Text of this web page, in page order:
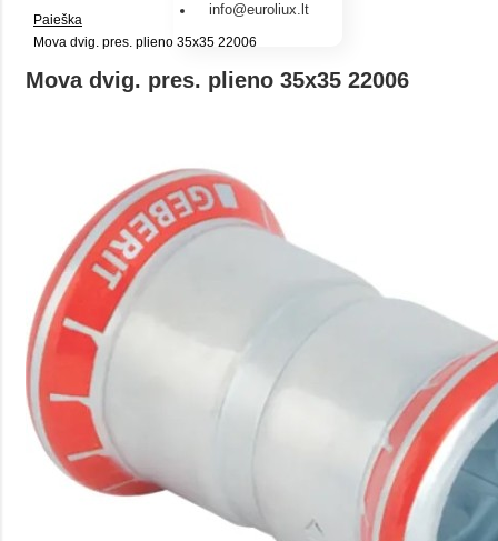
info@euroliux.lt
Paieška
Mova dvig. pres. plieno 35x35 22006
Mova dvig. pres. plieno 35x35 22006